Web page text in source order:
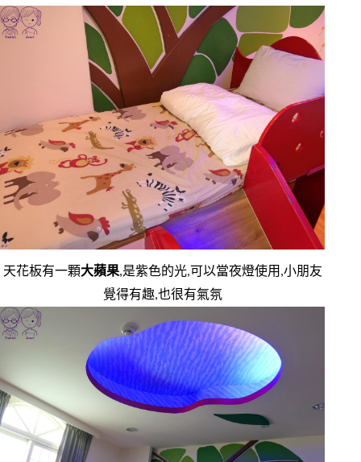
天花板有一顆大蘋果,是紫色的光,可以當夜燈使用,小朋友
覺得有趣,也很有氣氛